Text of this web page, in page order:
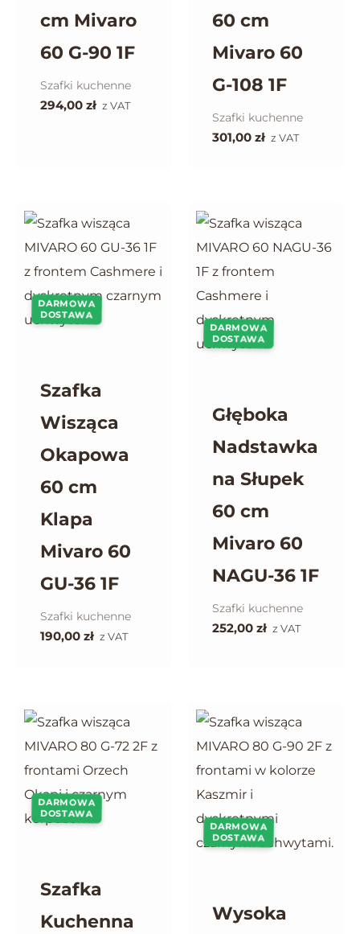
cm Mivaro
60 G-90 1F
Szafki kuchenne
294,00 zł z VAT
60 cm
Mivaro 60
G-108 1F
Szafki kuchenne
301,00 zł z VAT
DARMOWA
DOSTAWA
Szafka
Wisząca
Okapowa
60 cm
Klapa
Mivaro 60
GU-36 1F
Szafki kuchenne
190,00 zł z VAT
DARMOWA
DOSTAWA
Głęboka
Nadstawka
na Słupek
60 cm
Mivaro 60
NAGU-36 1F
Szafki kuchenne
252,00 zł z VAT
DARMOWA
DOSTAWA
Szafka
Kuchenna
DARMOWA
DOSTAWA
Wysoka